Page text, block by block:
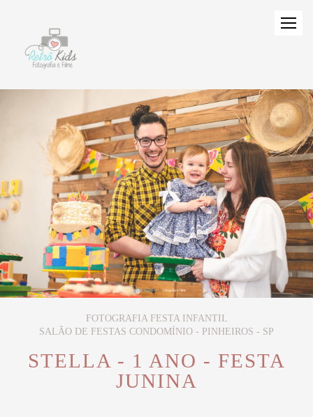
FOTOGRAFIA FESTA INFANTIL
SALÃO DE FESTAS CONDOMÍNIO - PINHEIROS - SP
STELLA - 1 ANO - FESTA
JUNINA